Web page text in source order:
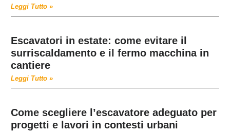
Leggi Tutto »
Escavatori in estate: come evitare il
surriscaldamento e il fermo macchina in
cantiere
Leggi Tutto »
Come scegliere l’escavatore adeguato per
progetti e lavori in contesti urbani